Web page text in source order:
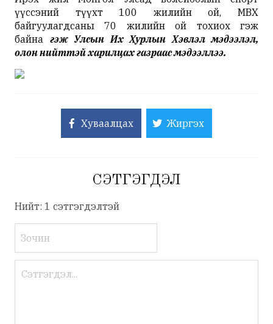
үүссэний түүхт 100 жилийн ой, МВХ
байгуулагдсаны 70 жилийн ой тохиох гэж
байна гэж Улсын Их Хурлын Хэвлэл мэдээлэл,
олон нийттэй харилцах газраас мэдээллээ.
Хуваалцах Жиргэх
СЭТГЭГДЭЛ
Нийт: 1 сэтгэгдэлтэй